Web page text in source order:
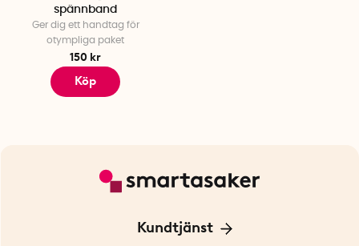
spännband
Ger dig ett handtag för
otympliga paket
150 kr
Köp
Kundtjänst